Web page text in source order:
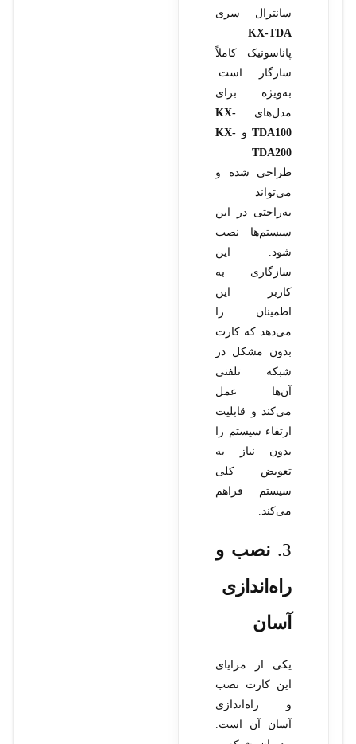
سانترال سری
KX-TDA
پاناسونیک کاملاً
سازگار است.
به‌ویژه برای
مدل‌های KX-
TDA100و KX-
TDA200
طراحی شده و
می‌تواند
به‌راحتی در این
سیستم‌ها نصب
شود. این
سازگاری به
کاربر این
اطمینان را
می‌دهد که کارت
بدون مشکل در
شبکه تلفنی
آن‌ها عمل
می‌کند و قابلیت
ارتقاء سیستم را
بدون نیاز به
تعویض کلی
سیستم فراهم
می‌کند.
3.
نصب و
راه‌اندازی
آسان
یکی از مزایای
این کارت نصب
و راه‌اندازی
آسان آن است.